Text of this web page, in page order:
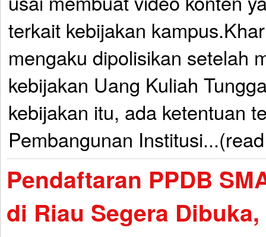
terkait kebijakan
mengaku dipolisikan setelah
kebijakan Uang Kuliah
kebijakan itu, ada ketentuan
Pembangunan
Pendaftaran PPDB
di Riau Segera Dibuka,